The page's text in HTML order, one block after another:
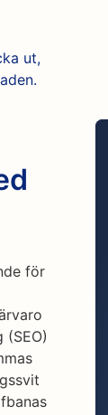
ut,
för